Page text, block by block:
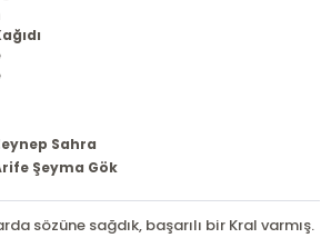
Sahra
Şeyma Gök
sözüne sağdık, başarılı bir Kral varmış.